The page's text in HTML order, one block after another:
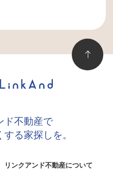
ド不動産で
る家探しを。
リンクアンド不動産について